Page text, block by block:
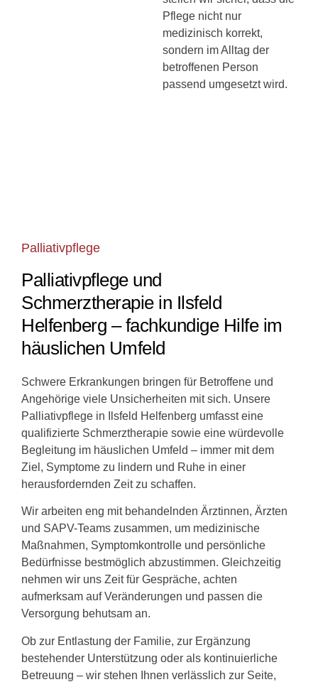
Pflege nicht nur
medizinisch korrekt,
sondern im Alltag der
betroffenen Person
passend umgesetzt wird.
Palliativpflege
Palliativpflege und
Schmerztherapie in Ilsfeld
Helfenberg – fachkundige Hilfe im
häuslichen Umfeld
Schwere Erkrankungen bringen für Betroffene und
Angehörige viele Unsicherheiten mit sich. Unsere
Palliativpflege in Ilsfeld Helfenberg umfasst eine
qualifizierte Schmerztherapie sowie eine würdevolle
Begleitung im häuslichen Umfeld – immer mit dem
Ziel, Symptome zu lindern und Ruhe in einer
herausfordernden Zeit zu schaffen.
Wir arbeiten eng mit behandelnden Ärztinnen, Ärzten
und SAPV-Teams zusammen, um medizinische
Maßnahmen, Symptomkontrolle und persönliche
Bedürfnisse bestmöglich abzustimmen. Gleichzeitig
nehmen wir uns Zeit für Gespräche, achten
aufmerksam auf Veränderungen und passen die
Versorgung behutsam an.
Ob zur Entlastung der Familie, zur Ergänzung
bestehender Unterstützung oder als kontinuierliche
Betreuung – wir stehen Ihnen verlässlich zur Seite,